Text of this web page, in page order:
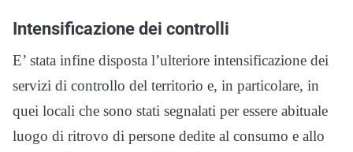
Intensificazione dei controlli
E’ stata infine disposta l’ulteriore intensificazione dei
servizi di controllo del territorio e, in particolare, in
quei locali che sono stati segnalati per essere abituale
luogo di ritrovo di persone dedite al consumo e allo